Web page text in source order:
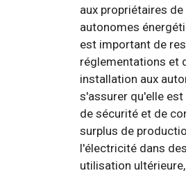
aux propriétaires
autonomes
est important de
réglementations et
installation aux
s'assurer qu'elle
de sécurité et de
surplus de
l'électricité dans
utilisation